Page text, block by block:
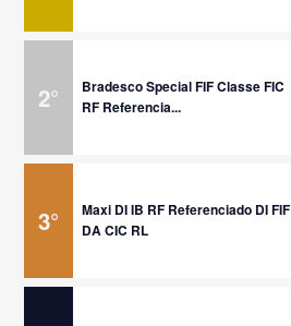
2°
Bradesco Special FIF Classe FIC
RF Referencia...
3°
Maxi DI IB RF Referenciado DI FIF
DA CIC RL